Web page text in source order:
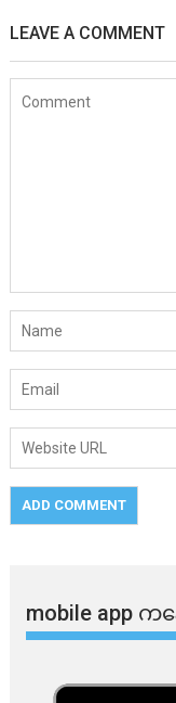
LEAVE A COMMENT
mobile app ​​က